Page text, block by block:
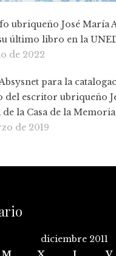
ubriqueño José María
último libro en la
de 2022
para la
del escritor ubriqueño
la Casa de la Memoria
de 2019
diciembre 2011